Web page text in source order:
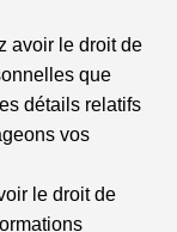
avoir le droit de
que
détails relatifs
vos
le droit de